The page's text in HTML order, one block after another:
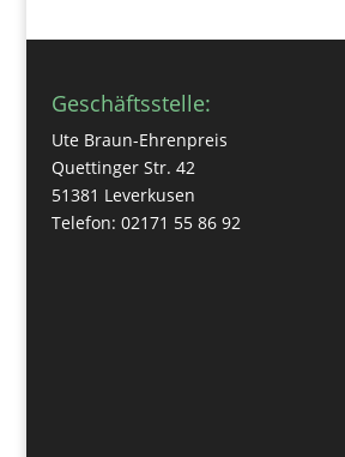
Geschäftsstelle:
Ute Braun-Ehrenpreis
Quettinger Str. 42
51381 Leverkusen
Telefon: 02171 55 86 92